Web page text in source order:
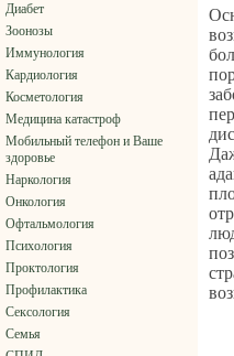
Диабет
Зоонозы
Иммунология
Кардиология
Косметология
Медицина катастроф
Мобильный телефон и Ваше
здоровье
Наркология
Онкология
Офтальмология
Психология
Проктология
Профилактика
Сексология
Семья